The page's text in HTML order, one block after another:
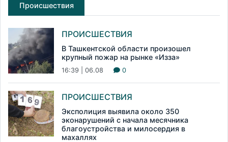
Происшествия
ПРОИСШЕСТВИЯ
В Ташкентской области произошел
крупный пожар на рынке «Изза»
16:39 | 06.08 0
ПРОИСШЕСТВИЯ
Эксполиция выявила около 350
эконарушений с начала месячника
благоустройства и милосердия в
махаллях